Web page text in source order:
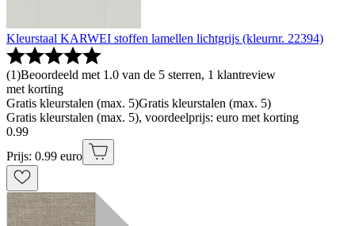
Kleurstaal KARWEI stoffen lamellen lichtgrijs (kleurnr. 22394)
(1)Beoordeeld met 1.0 van de 5 sterren, 1 klantreview
met korting
Gratis kleurstalen (max. 5)Gratis kleurstalen (max. 5)
Gratis kleurstalen (max. 5), voordeelprijs: euro met korting
0.99
Prijs: 0.99 euro